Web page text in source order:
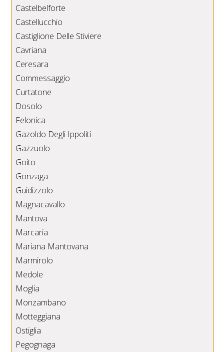
Castelbelforte
Castellucchio
Castiglione Delle Stiviere
Cavriana
Ceresara
Commessaggio
Curtatone
Dosolo
Felonica
Gazoldo Degli Ippoliti
Gazzuolo
Goito
Gonzaga
Guidizzolo
Magnacavallo
Mantova
Marcaria
Mariana Mantovana
Marmirolo
Medole
Moglia
Monzambano
Motteggiana
Ostiglia
Pegognaga